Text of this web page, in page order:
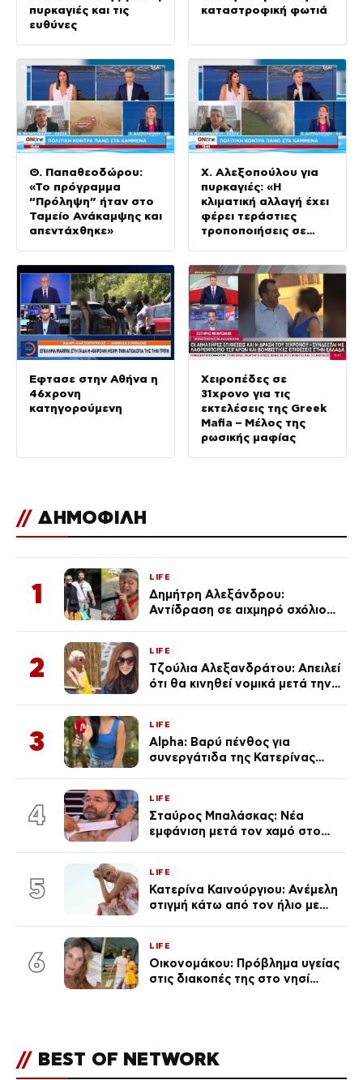
πυρκαγιές και τις
ευθύνες
καταστροφική φωτιά
Θ. Παπαθεοδώρου:
«Το πρόγραμμα
“Πρόληψη” ήταν στο
Ταμείο Ανάκαμψης και
απεντάχθηκε»
Χ. Αλεξοπούλου για
πυρκαγιές: «Η
κλιματική αλλαγή έχει
φέρει τεράστιες
τροποποιήσεις σε
Έφτασε στην Αθήνα η
46χρονη
κατηγορούμενη
Χειροπέδες σε
31χρονο για τις
εκτελέσεις της Greek
Mafia – Μέλος της
ρωσικής μαφίας
// ΔΗΜΟΦΙΛΗ
1
LIFE
Δημήτρη Αλεξάνδρου:
Αντίδραση σε αιχμηρό σχόλιο
2
LIFE
Τζούλια Αλεξανδράτου: Απειλεί
ότι θα κινηθεί νομικά μετά την
3
LIFE
Alpha: Βαρύ πένθος για
συνεργάτιδα της Κατερίνας
του Θεού»
4
LIFE
Σταύρος Μπαλάσκας: Νέα
εμφάνιση μετά τον χαμό στο
5
LIFE
Κατερίνα Καινούργιου: Ανέμελη
στιγμή κάτω από τον ήλιο με
6
LIFE
Οικονομάκου: Πρόβλημα υγείας
στις διακοπές της στο νησί
// BEST OF NETWORK